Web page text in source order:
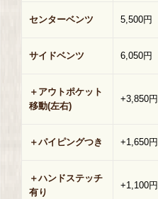
センターベンツ 5,500円
サイドベンツ 6,050円
＋アウトポケット
移動(左右)
+3,850円
＋パイピングつき +1,650円
＋ハンドステッチ
有り
+1,100円